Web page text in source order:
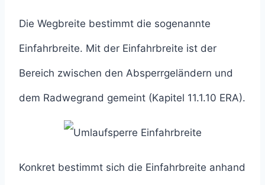
Die Wegbreite bestimmt die sogenannte
Einfahrbreite. Mit der Einfahrbreite ist der
Bereich zwischen den Absperrgeländern und
dem Radwegrand gemeint (Kapitel 11.1.10 ERA).
Konkret bestimmt sich die Einfahrbreite anhand